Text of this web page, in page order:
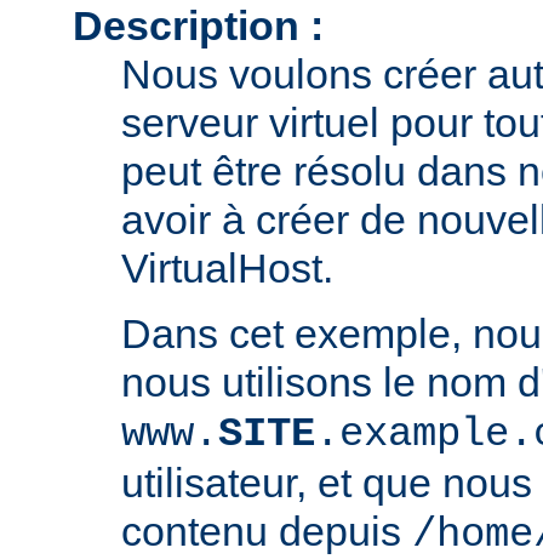
Description :
Nous voulons créer
serveur virtuel pour
peut être résolu dans
avoir à créer de
VirtualHost.
Dans cet exemple,
nous utilisons le nom
www.SITE
utilisateur, et que
contenu depuis /